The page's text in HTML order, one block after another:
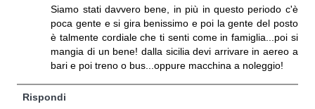
Siamo stati davvero bene, in più in questo periodo c'è
poca gente e si gira benissimo e poi la gente del posto
è talmente cordiale che ti senti come in famiglia...poi si
mangia di un bene! dalla sicilia devi arrivare in aereo a
bari e poi treno o bus...oppure macchina a noleggio!
Rispondi